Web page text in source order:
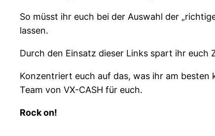
So müsst ihr euch bei der Auswahl der
lassen.
Durch den Einsatz dieser Links spart ihr euch
Konzentriert euch auf das, was ihr am besten
Team von VX-CASH für euch.
Rock on!